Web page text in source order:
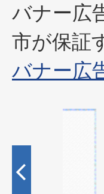
バナー広
市が保証
バナー広